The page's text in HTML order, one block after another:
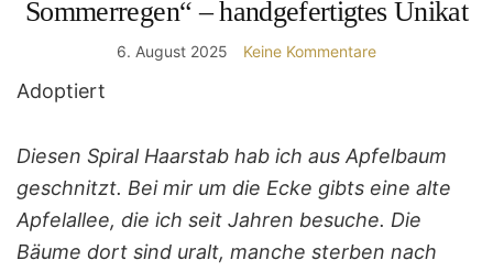
Sommerregen“ – handgefertigtes Unikat
6. August 2025 Keine Kommentare
Adoptiert
Diesen Spiral Haarstab hab ich aus Apfelbaum
geschnitzt. Bei mir um die Ecke gibts eine alte
Apfelallee, die ich seit Jahren besuche. Die
Bäume dort sind uralt, manche sterben nach